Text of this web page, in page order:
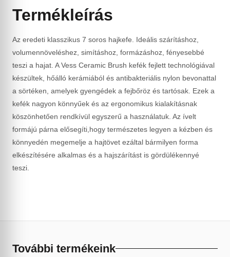
Termékleírás
Az eredeti klasszikus 7 soros hajkefe. Ideális szárításhoz,
volumennöveléshez, simításhoz, formázáshoz, fényesebbé
teszi a hajat. A Vess Ceramic Brush kefék fejlett technológiával
készültek, hőálló kerámiából és antibakteriális nylon bevonattal
a sörtéken, amelyek gyengédek a fejbőröz és tartósak. Ezek a
kefék nagyon könnyűek és az ergonomikus kialakításnak
köszönhetően rendkívül egyszerű a használatuk. Az ívelt
formájú párna elősegíti,hogy természetes legyen a kézben és
könnyedén megemelje a hajtövet ezáltal bármilyen forma
elkészítésére alkalmas és a hajszárítást is gördülékennyé
teszi.
További termékeink